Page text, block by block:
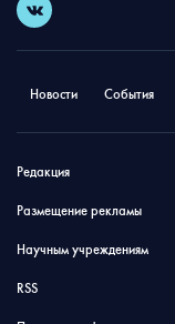
Новости События
Редакция
Размещение рекламы
Научным учреждениям
RSS